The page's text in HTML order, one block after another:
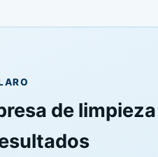
de limpieza